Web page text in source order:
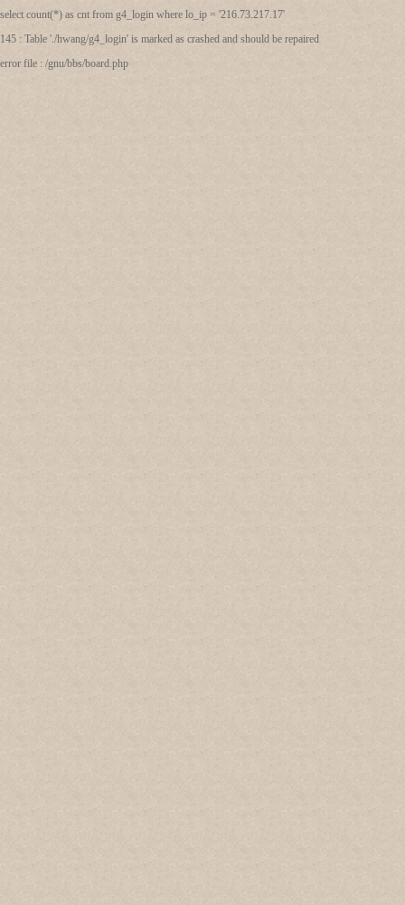
select count(*) as cnt from g4_login where lo_ip = '216.73.217.17'
145 : Table './hwang/g4_login' is marked as crashed and should be repaired
error file : /gnu/bbs/board.php